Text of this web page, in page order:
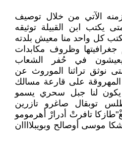
زمنه الآتي من خلال توصيف
يكتب ابن القبيلة توثيقه
كل واحد منا معيش بلدته
جغرافيتها وظروف مكابدات
في حُفر الشعاب
نوثق تراثنا الموروث عن
على قارعة مسالك
يكون لنا جبل سحري يسمو
توبقال صاغرو تازرين
تافرتْ أدرارْ أهرمومو
موسى أوصالح وبويبلاااان